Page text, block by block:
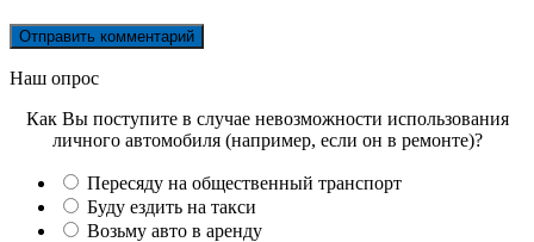
Наш опрос
Как Вы поступите в случае невозможности использования
личного автомобиля (например, если он в ремонте)?
Пересяду на общественный транспорт
Буду ездить на такси
Возьму авто в аренду